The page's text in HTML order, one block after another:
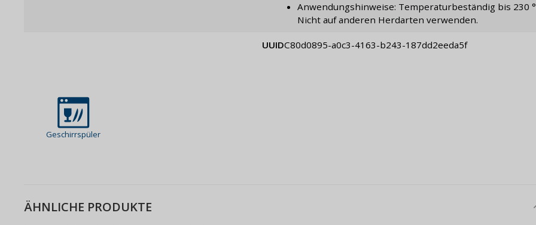
Anwendungshinweise: Temperaturbeständig bis 230 °C.
Nicht auf anderen Herdarten verwenden.
UUID c80d0895-a0c3-4163-b243-187dd2eeda5f
Geschirrspüler
ÄHNLICHE PRODUKTE